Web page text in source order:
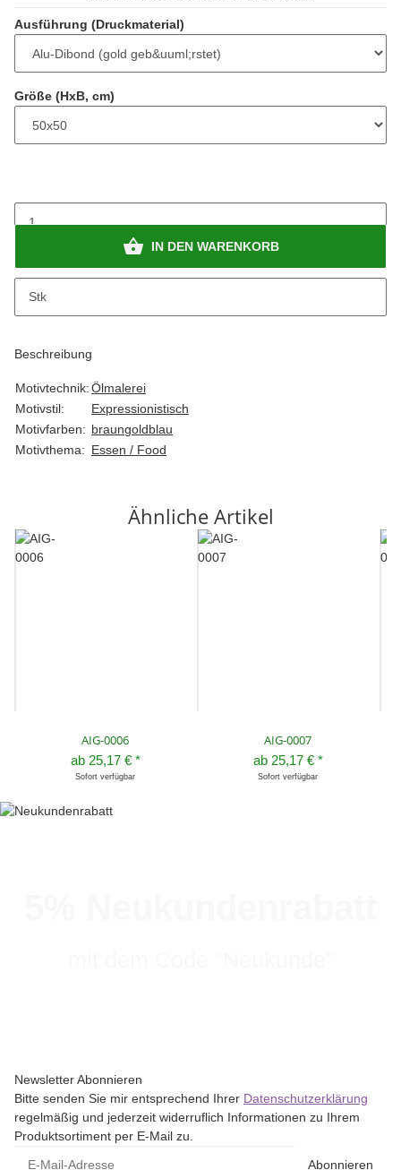
Ausführung (Druckmaterial)
Größe (HxB, cm)
Stk
IN DEN WARENKORB
Beschreibung
Motivtechnik:Ölmalerei
Motivstil:
Expressionistisch
Motivfarben: braungoldblau
Motivthema: Essen / Food
Ähnliche Artikel
AIG-0006
ab 25,17 € *
Sofort verfügbar
AIG-0007
ab 25,17 € *
Sofort verfügbar
Newsletter Abonnieren
Bitte senden Sie mir entsprechend Ihrer Datenschutzerklärung
regelmäßig und jederzeit widerruflich Informationen zu Ihrem
Produktsortiment per E-Mail zu.
Abonnieren